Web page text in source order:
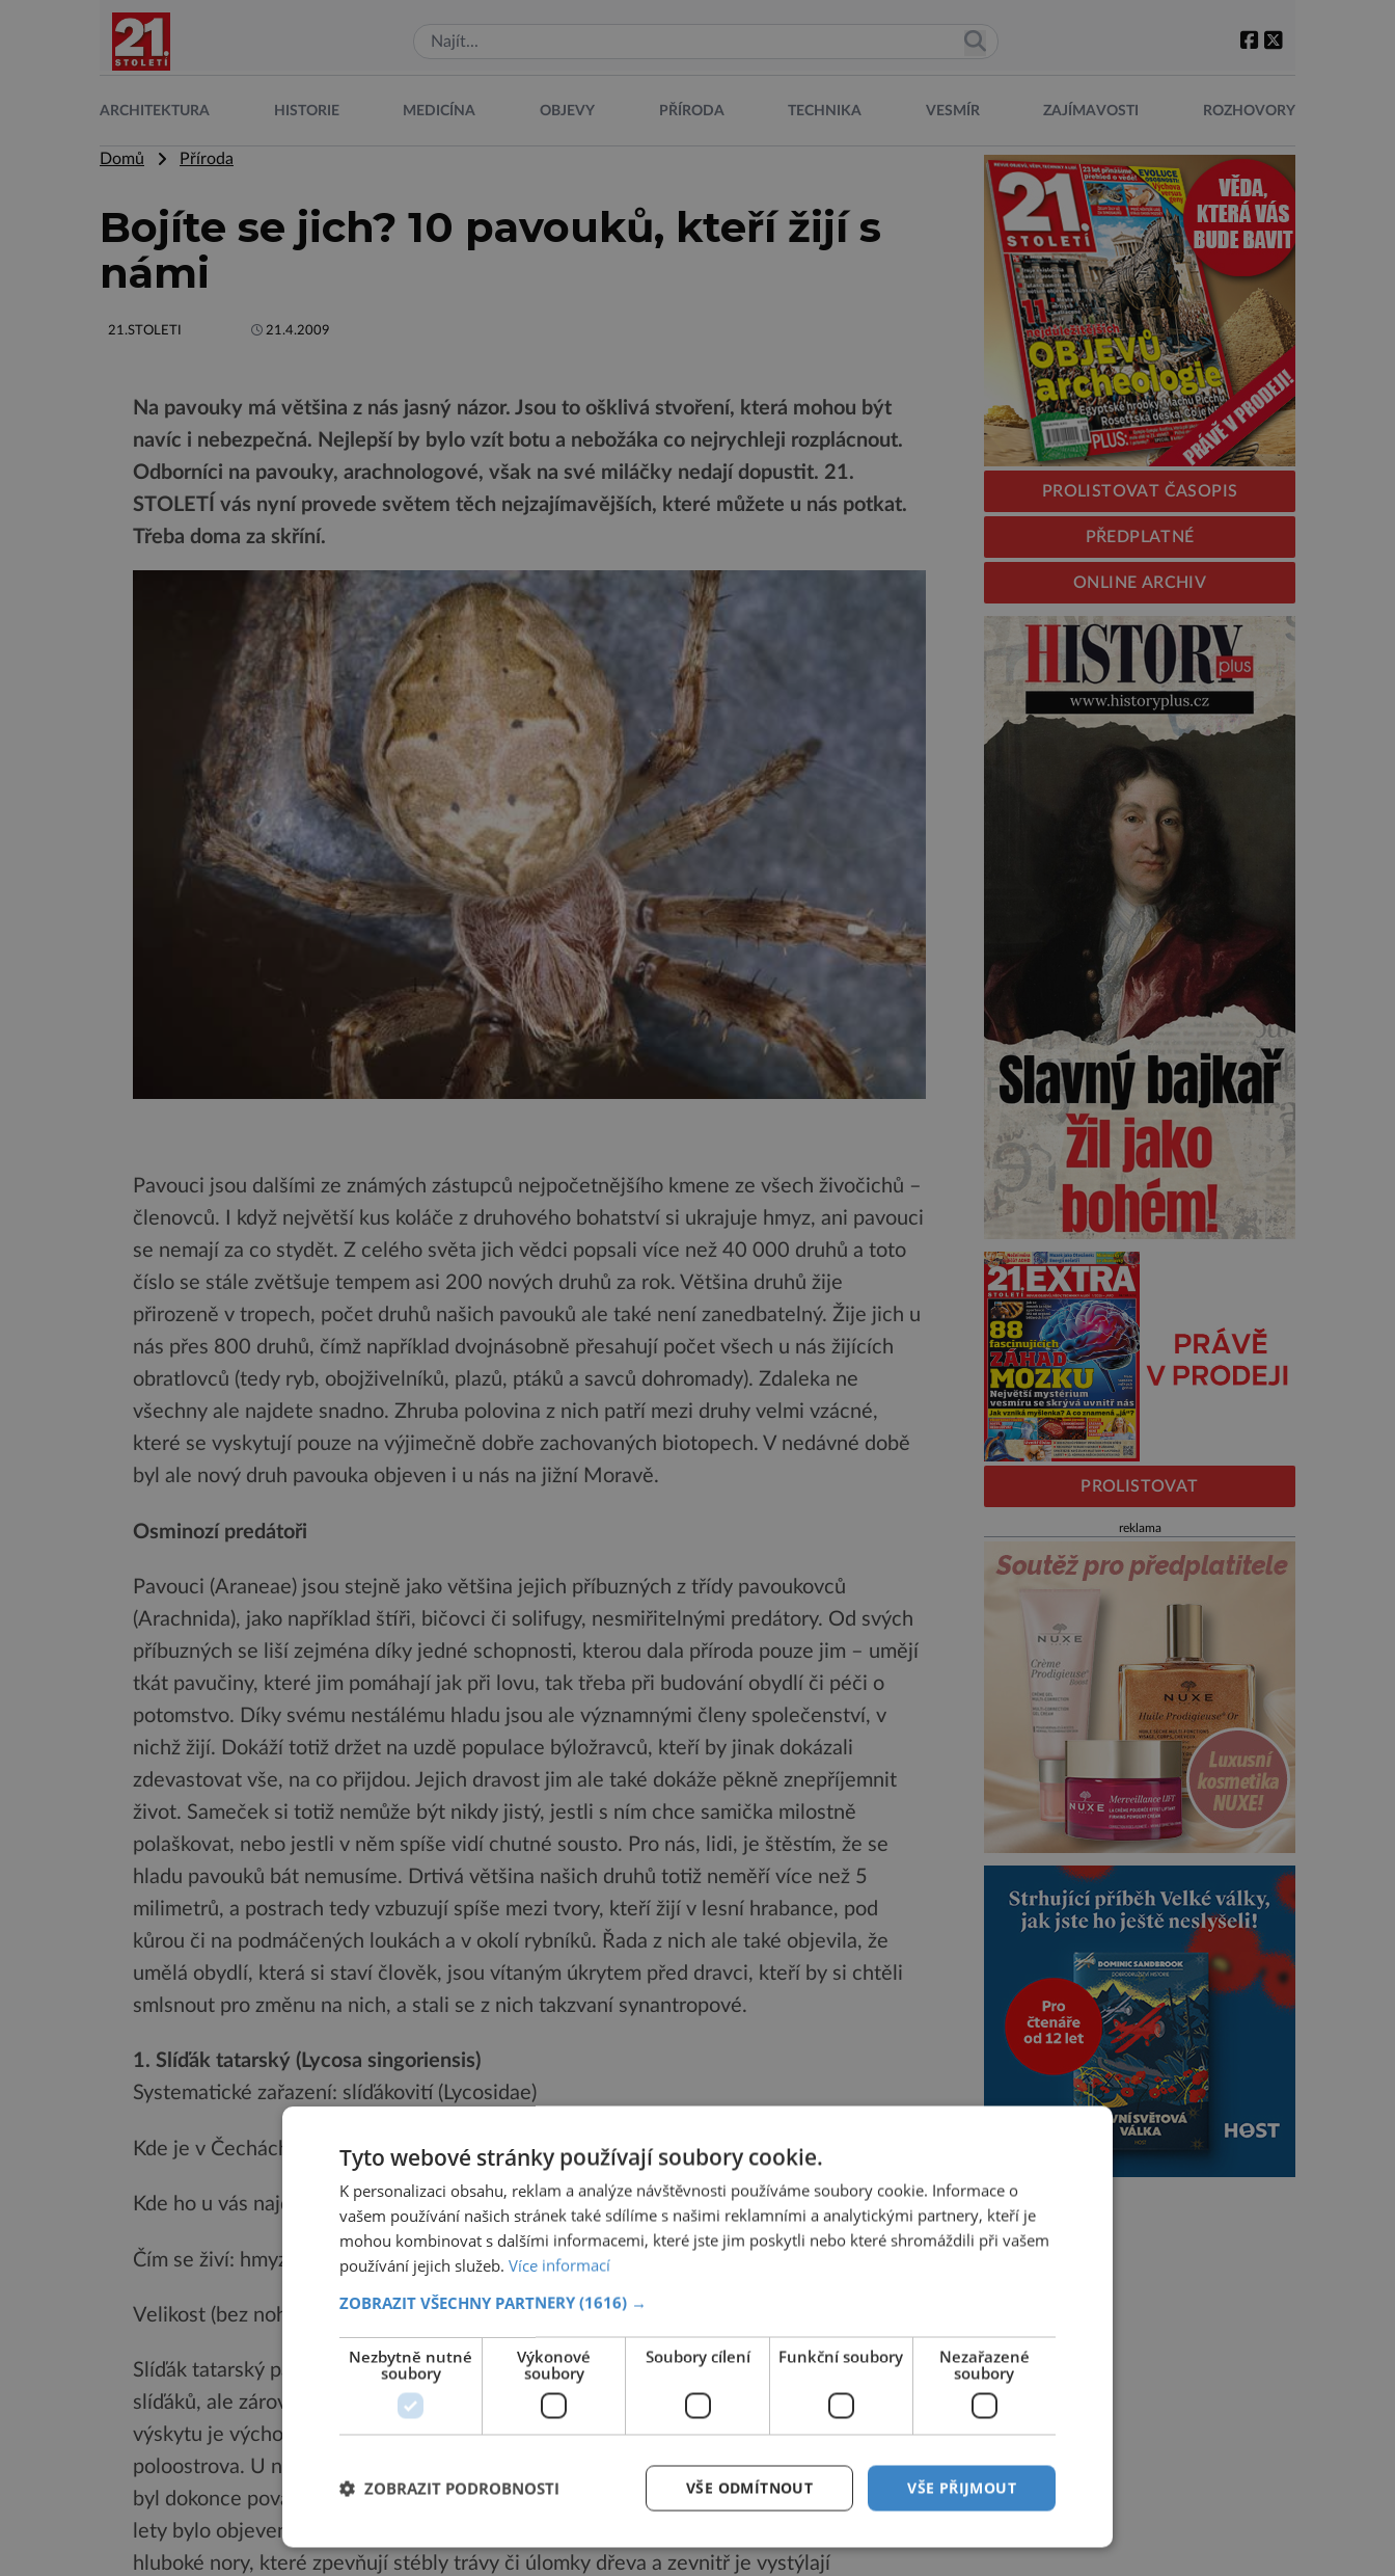
ARCHITEKTURA HISTORIE MEDICÍNA OBJEVY PŘÍRODA TECHNIKA VESMÍR ZAJÍMAVOSTI ROZHOVORY
Domů Příroda
Bojíte se jich? 10 pavouků, kteří žijí s
námi
21.STOLETI 21.4.2009
Na pavouky má většina z nás jasný názor. Jsou to ošklivá stvoření, která mohou být
navíc i nebezpečná. Nejlepší by bylo vzít botu a nebožáka co nejrychleji rozplácnout.
Odborníci na pavouky, arachnologové, však na své miláčky nedají dopustit. 21.
STOLETÍ vás nyní provede světem těch nejzajímavějších, které můžete u nás potkat.
Třeba doma za skříní.
Pavouci jsou dalšími ze známých zástupců nejpočetnějšího kmene ze všech živočichů –
členovců. I když největší kus koláče z druhového bohatství si ukrajuje hmyz, ani pavouci
se nemají za co stydět. Z celého světa jich vědci popsali více než 40 000 druhů a toto
číslo se stále zvětšuje tempem asi 200 nových druhů za rok. Většina druhů žije
přirozeně v tropech, počet druhů našich pavouků ale také není zanedbatelný. Žije jich u
nás přes 800 druhů, čímž například dvojnásobně přesahují počet všech u nás žijících
obratlovců (tedy ryb, obojživelníků, plazů, ptáků a savců dohromady). Zdaleka ne
všechny ale najdete snadno. Zhruba polovina z nich patří mezi druhy velmi vzácné,
které se vyskytují pouze na výjimečně dobře zachovaných biotopech. V nedávné době
byl ale nový druh pavouka objeven i u nás na jižní Moravě.
Osminozí predátoři
Pavouci (Araneae) jsou stejně jako většina jejich příbuzných z třídy pavoukovců
(Arachnida), jako například štíři, bičovci či solifugy, nesmiřitelnými predátory. Od svých
příbuzných se liší zejména díky jedné schopnosti, kterou dala příroda pouze jim – umějí
tkát pavučiny, které jim pomáhají jak při lovu, tak třeba při budování obydlí či péči o
potomstvo. Díky svému nestálému hladu jsou ale významnými členy společenství, v
nichž žijí. Dokáží totiž držet na uzdě populace býložravců, kteří by jinak dokázali
zdevastovat vše, na co přijdou. Jejich dravost jim ale také dokáže pěkně znepříjemnit
život. Sameček si totiž nemůže být nikdy jistý, jestli s ním chce samička milostně
polaškovat, nebo jestli v něm spíše vidí chutné sousto. Pro nás, lidi, je štěstím, že se
hladu pavouků bát nemusíme. Drtivá většina našich druhů totiž neměří více než 5
milimetrů, a postrach tedy vzbuzují spíše mezi tvory, kteří žijí v lesní hrabance, pod
kůrou či na podmáčených loukách a v okolí rybníků. Řada z nich ale také objevila, že
umělá obydlí, která si staví člověk, jsou vítaným úkrytem před dravci, kteří by si chtěli
smlsnout pro změnu na nich, a stali se z nich takzvaní synantropové.
1. Slíďák tatarský (Lycosa singoriensis)
Systematické zařazení: slíďákovití (Lycosidae)
Kde je v Čechách k vidění: vzácně v teplých oblastech jižní Moravy v okolí řeky Moravy
Kde ho u vás najdete: obývá zejména suché stepní oblasti s chudou vegetací
Čím se živí: hmyzem a jinými pavoukovci
Velikost (bez nohou): samice může dosáhnout velikosti až 40 mm
Slíďák tatarský patří nejzajímavějším ozdobám naší přírody. Je to nejen největší z našich
slíďáků, ale zároveň i největší z našich i evropských pavouků. Hlavní oblastí jeho
výskytu je východní Evropa, zejména jižní Rusko, Ukrajina a země balkánského
poloostrova. U nás se vyskytuje vzácně v teplých oblastech jižní Moravy. Dlouhou dobu
byl dokonce považován za druh, který na našem území již vyhynul, ale před několika
lety bylo objeveno několik silných a bohatých populací. Slíďáci si hloubí až 30 cm
hluboké nory, které zpevňují stébly trávy či úlomky dřeva a zevnitř je vystýlají
PROLISTOVAT ČASOPIS
PŘEDPLATNÉ
ONLINE ARCHIV
PROLISTOVAT
reklama
Tyto webové stránky používají soubory cookie.
K personalizaci obsahu, reklam a analýze návštěvnosti používáme soubory cookie. Informace o
vašem používání našich stránek také sdílíme s našimi reklamními a analytickými partnery, kteří je
mohou kombinovat s dalšími informacemi, které jste jim poskytli nebo které shromáždili při vašem
používání jejich služeb. Více informací
ZOBRAZIT VŠECHNY PARTNERY (1616) →
Nezbytně nutné
soubory
Výkonové
soubory
Soubory cílení Funkční soubory
Nezařazené
soubory
VŠE PŘIJMOUT
VŠE ODMÍTNOUT
ZOBRAZIT PODROBNOSTI